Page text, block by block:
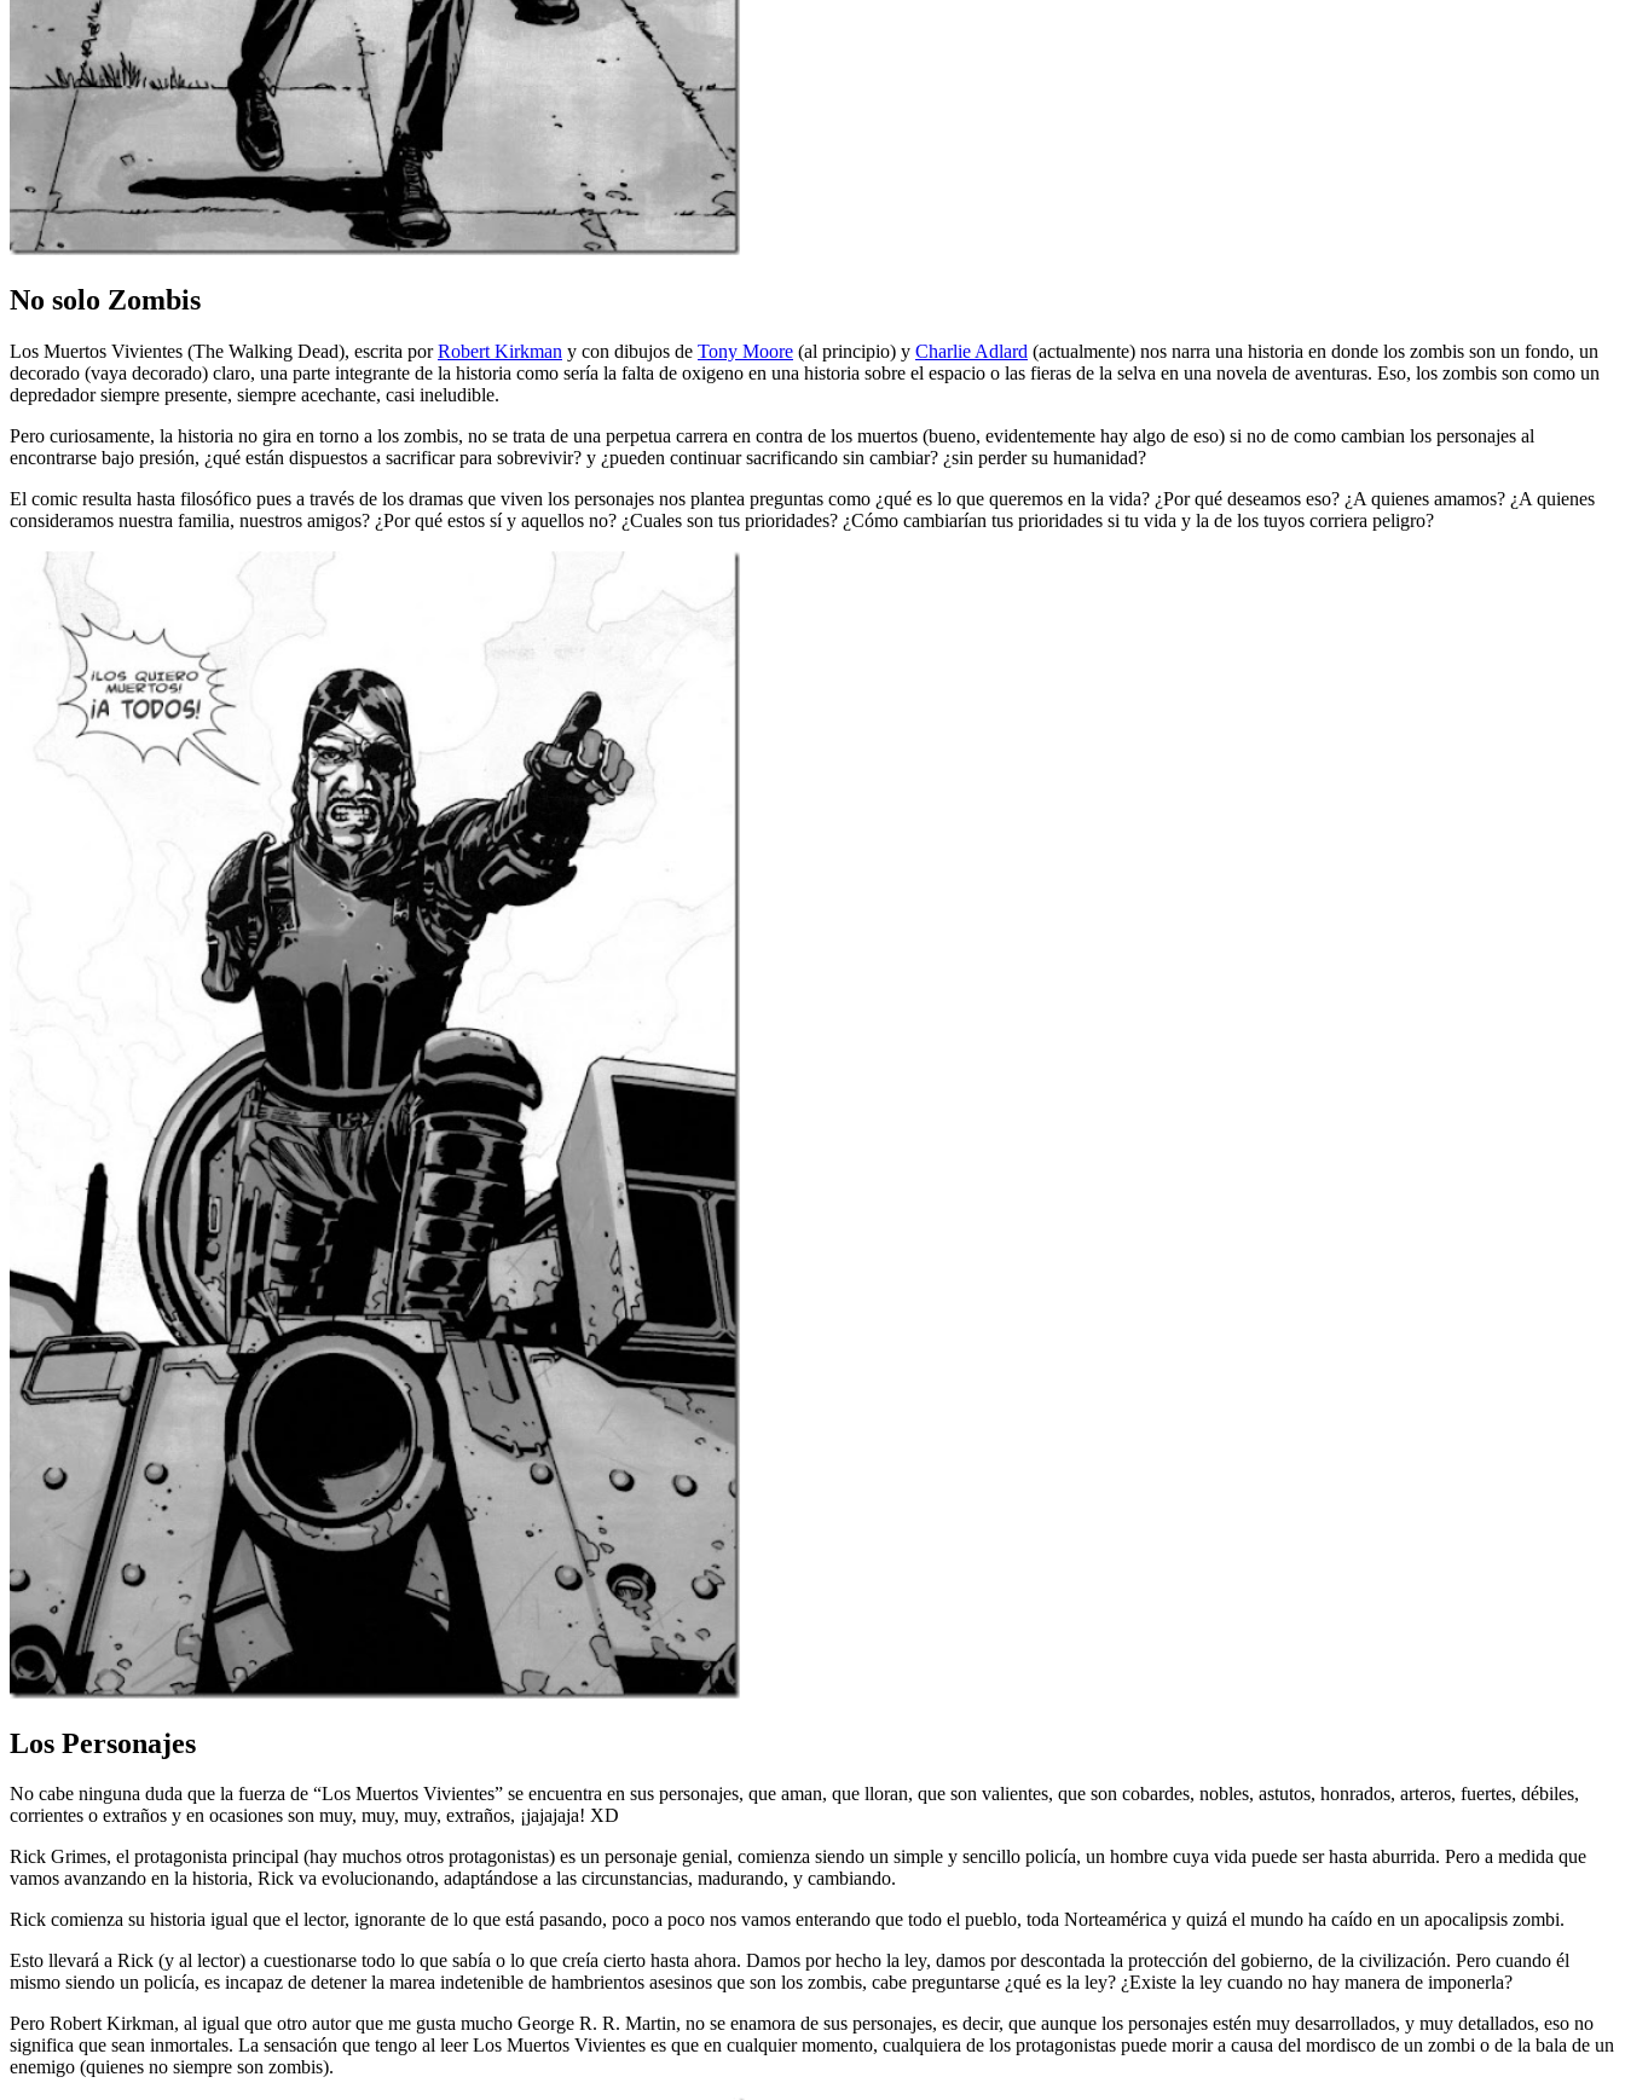
No solo Zombis
Los Muertos Vivientes (The Walking Dead), escrita porRobert Kirkman y con dibujos de Tony Moore (al principio) y Charlie Adlard (actualmente) nos narra una historia en donde los zombis son un fondo, un
decorado (vaya decorado) claro, una parte integrante de la historia como sería la falta de oxigeno en una historia sobre el espacio o las fieras de la selva en una novela de aventuras. Eso, los zombis son como un
depredador siempre presente, siempre acechante, casi ineludible.
Pero curiosamente, la historia no gira en torno a los zombis, no se trata de una perpetua carrera en contra de los muertos (bueno, evidentemente hay algo de eso) si no de como cambian los personajes al
encontrarse bajo presión, ¿qué están dispuestos a sacrificar para sobrevivir? y ¿pueden continuar sacrificando sin cambiar? ¿sin perder su humanidad?
El comic resulta hasta filosófico pues a través de los dramas que viven los personajes nos plantea preguntas como ¿qué es lo que queremos en la vida? ¿Por qué deseamos eso? ¿A quienes amamos? ¿A quienes
consideramos nuestra familia, nuestros amigos? ¿Por qué estos sí y aquellos no? ¿Cuales son tus prioridades? ¿Cómo cambiarían tus prioridades si tu vida y la de los tuyos corriera peligro?
Los Personajes
No cabe ninguna duda que la fuerza de “Los Muertos Vivientes” se encuentra en sus personajes, que aman, que lloran, que son valientes, que son cobardes, nobles, astutos, honrados, arteros, fuertes, débiles,
corrientes o extraños y en ocasiones son muy, muy, muy, extraños, ¡jajajaja! XD
Rick Grimes, el protagonista principal (hay muchos otros protagonistas) es un personaje genial, comienza siendo un simple y sencillo policía, un hombre cuya vida puede ser hasta aburrida. Pero a medida que
vamos avanzando en la historia, Rick va evolucionando, adaptándose a las circunstancias, madurando, y cambiando.
Rick comienza su historia igual que el lector, ignorante de lo que está pasando, poco a poco nos vamos enterando que todo el pueblo, toda Norteamérica y quizá el mundo ha caído en un apocalipsis zombi.
Esto llevará a Rick (y al lector) a cuestionarse todo lo que sabía o lo que creía cierto hasta ahora. Damos por hecho la ley, damos por descontada la protección del gobierno, de la civilización. Pero cuando él
mismo siendo un policía, es incapaz de detener la marea indetenible de hambrientos asesinos que son los zombis, cabe preguntarse ¿qué es la ley? ¿Existe la ley cuando no hay manera de imponerla?
Pero Robert Kirkman, al igual que otro autor que me gusta mucho George R. R. Martin, no se enamora de sus personajes, es decir, que aunque los personajes estén muy desarrollados, y muy detallados, eso no
significa que sean inmortales. La sensación que tengo al leer Los Muertos Vivientes es que en cualquier momento, cualquiera de los protagonistas puede morir a causa del mordisco de un zombi o de la bala de un
enemigo (quienes no siempre son zombis).